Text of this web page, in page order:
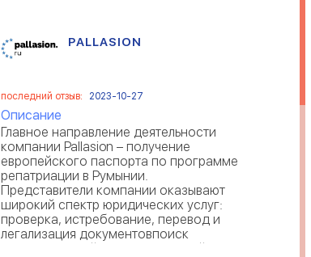
PALLASION
последний отзыв: 2023-10-27
Описание
Главное направление деятельности
компании Pallasion – получение
европейского паспорта по программе
репатриации в Румынии.
Представители компании оказывают
широкий спектр юридических услуг:
проверка, истребование, перевод и
легализация документовпоиск
подтверждений территориальной